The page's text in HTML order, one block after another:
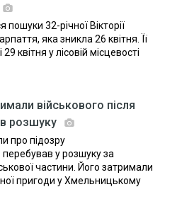
32-річної Вікторії
яка зникла 26 квітня. Її
квітня у лісовій місцевості
військового після
розшуку
про підозру
у розшуку за
частини. Його затримали
пригоди у Хмельницькому